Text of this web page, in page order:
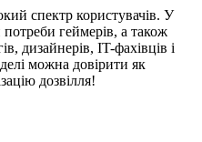
спектр користувачів. У
геймерів, а також
дизайнерів, IT-фахівців і
можна довірити як
дозвілля!